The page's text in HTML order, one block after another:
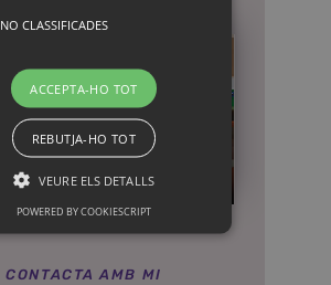
CONTACTA AMB MI
NO CLASSIFICADES
ACCEPTA-HO TOT
REBUTJA-HO TOT
VEURE ELS DETALLS
POWERED BY COOKIESCRIPT